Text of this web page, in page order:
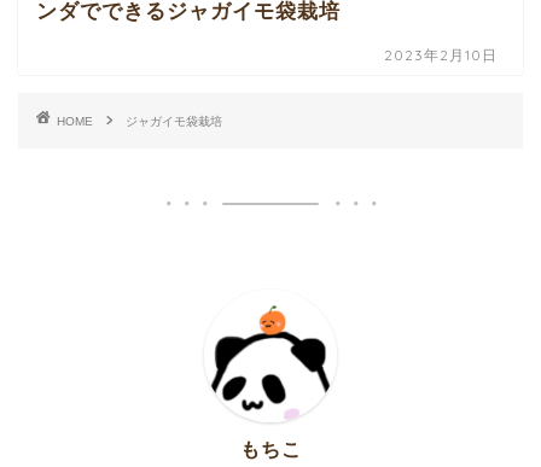
ンダでできるジャガイモ袋栽培
2023年2月10日
HOME ジャガイモ袋栽培
もちこ